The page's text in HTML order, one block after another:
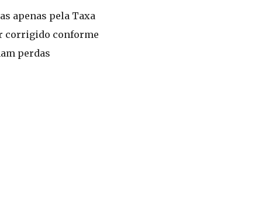
apenas pela Taxa
corrigido conforme
perdas